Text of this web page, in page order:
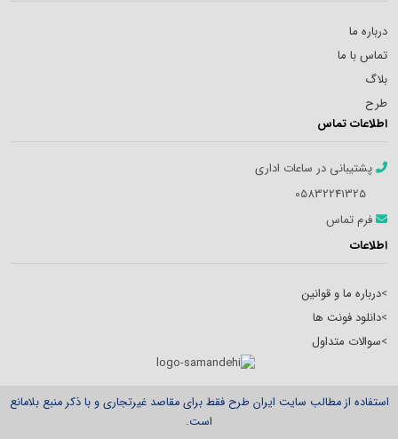
درباره ما
تماس با ما
بلاگ
طرح
اطلاعات تماس
پشتیبانی در ساعات اداری
05832241325
فرم تماس
اطلاعات
>درباره ما و قوانین
>دانلود فونت ها
>سوالات متداول
استفاده از مطالب سایت ایران طرح فقط برای مقاصد غیرتجاری و با ذکر منبع بلامانع
است.